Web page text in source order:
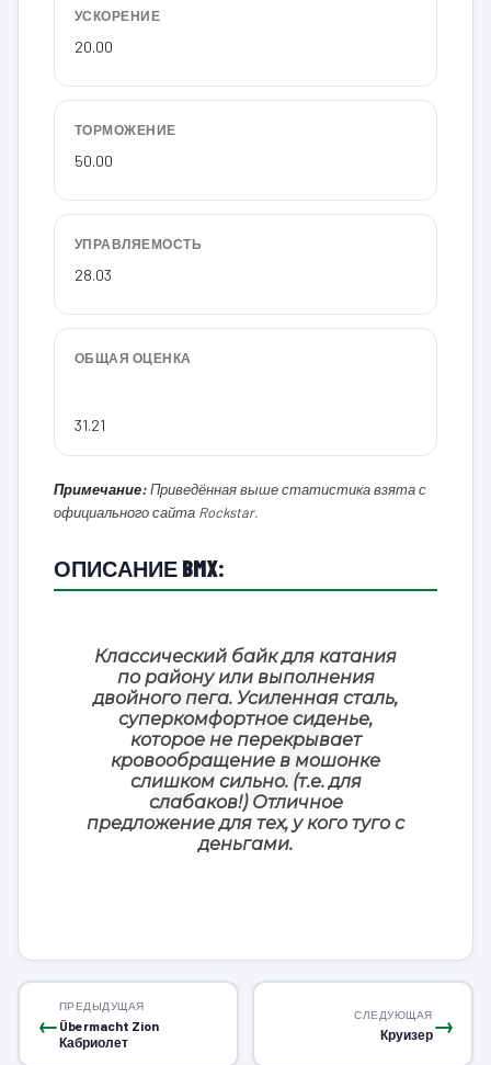
УСКОРЕНИЕ
20.00
ТОРМОЖЕНИЕ
50.00
УПРАВЛЯЕМОСТЬ
28.03
ОБЩАЯ ОЦЕНКА
31.21
Примечание:Приведённая выше статистика взята с
официального сайта Rockstar.
ОПИСАНИЕ BMX:
Классический байк для катания
по району или выполнения
двойного пега. Усиленная сталь,
суперкомфортное сиденье,
которое не перекрывает
кровообращение в мошонке
слишком сильно. (т.е. для
слабаков!) Отличное
предложение для тех, у кого туго с
деньгами.
←
ПРЕДЫДУЩАЯ
Übermacht Zion
Кабриолет
→
СЛЕДУЮЩАЯ
Круизер